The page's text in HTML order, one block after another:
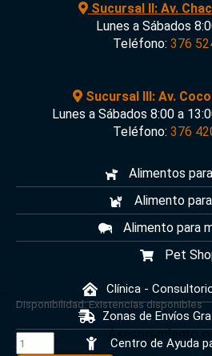
Sucursal II: Av.
Lunes a Sábados
Teléfono: 376
Sucursal III: Av.
Lunes a Sábados 8:00 a
Teléfono: 376
Alimentos
Alimento
Alimento para
Pet
Clínica -
Zonas de Envíos
Centro de Ayuda
Disponibilidad:Existencias disponibles
COMEDERO
SIMPLE
Asesoramiento